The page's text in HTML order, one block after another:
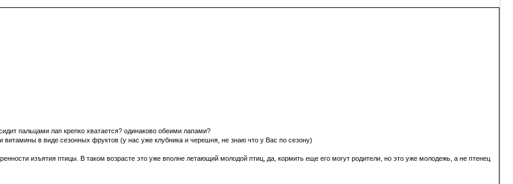
пальцами лап крепко хватается? одинаково обеими лапами?
в виде сезонных фруктов (у нас уже клубника и черешня, не знаю что у Вас по сезону)
изъятия птицы. В таком возрасте это уже вполне летающий молодой птиц, да, кормить еще его могут родители, но это уже молодежь, а не птенец